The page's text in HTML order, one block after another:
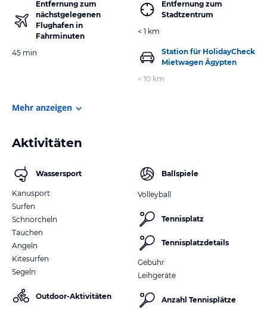
Entfernung zum
nächstgelegenen
Flughafen in
Fahrminuten
45 min
Entfernung zum
Stadtzentrum
< 1 km
Station für HolidayCheck
Mietwagen Ägypten
< 10 km
Mehr anzeigen
Aktivitäten
Wassersport
Kanusport
Surfen
Schnorcheln
Tauchen
Angeln
Kitesurfen
Segeln
Outdoor-Aktivitäten
Ballspiele
Volleyball
Tennisplatz
Tennisplatzdetails
Gebühr
Leihgeräte
Anzahl Tennisplätze